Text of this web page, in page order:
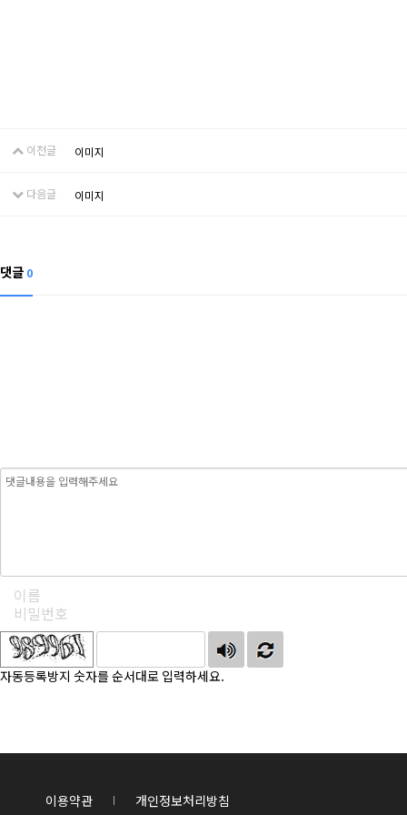
이전글 이미지
다음글 이미지
댓글 0
자동등록방지 숫자를 순서대로 입력하세요.
이용약관 개인정보처리방침